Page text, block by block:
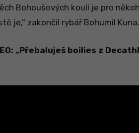
Bohoušových koulí je pro
je,“ zakončil rybář Bohumil Kuna.
„Přebaluješ boilies z